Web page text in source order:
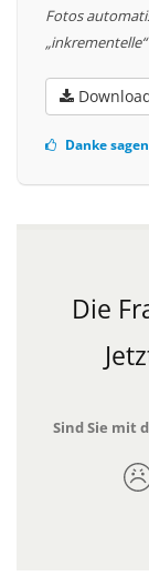
Fotos
Danke sagen
Die
Sind Sie mit